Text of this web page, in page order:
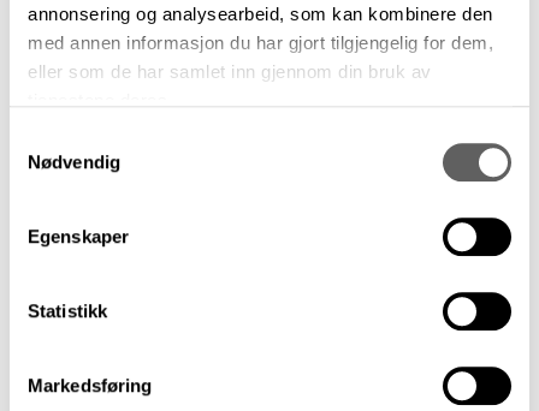
annonsering og analysearbeid, som kan kombinere den
med annen informasjon du har gjort tilgjengelig for dem,
eller som de har samlet inn gjennom din bruk av
Nødvendig
Egenskaper
Statistikk
Markedsføring
Setesdal interkommunalt politisk råd